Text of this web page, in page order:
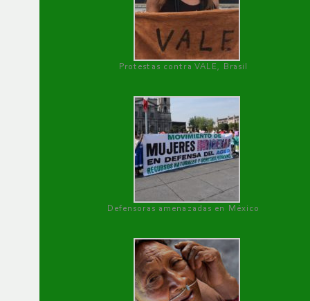
Protestas contra VALE, Brasil
Defensoras amenazadas en México